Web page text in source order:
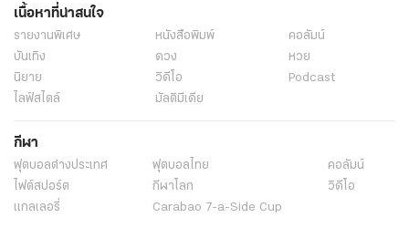
เนื้อหาที่น่าสนใจ
รายงานพิเศษ หนังสือพิมพ์
คอลัมน์
บันเทิง
ดวง
หวย
นิยาย
วิดีโอ
Podcast
ไลฟ์สไตล์
มัลติมีเดีย
กีฬา
ฟุตบอลต่่างประเทศ ฟุตบอลไทย
คอลัมน์
ไฟต์สปอร์ต
กีฬาโลก
วิดีโอ
แกลเลอรี่
Carabao 7-a-Side Cup